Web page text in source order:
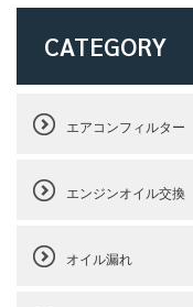
CATEGORY
エアコンフィルター
エンジンオイル交換
オイル漏れ